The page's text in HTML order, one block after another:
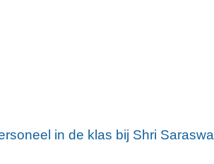
in de klas bij Shri